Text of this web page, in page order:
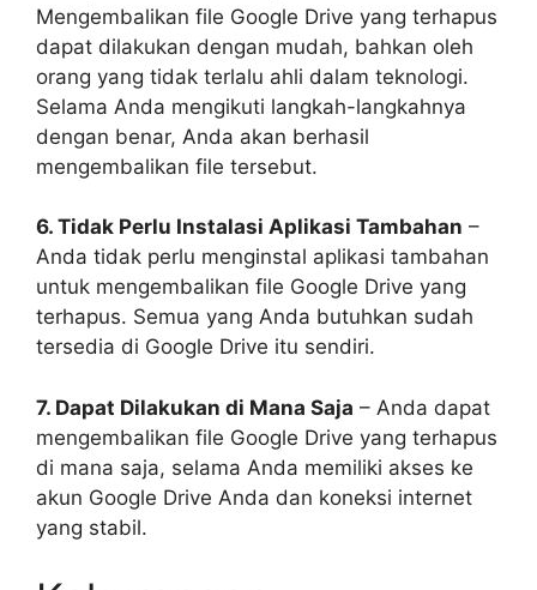
Mengembalikan file Google Drive yang terhapus
dapat dilakukan dengan mudah, bahkan oleh
orang yang tidak terlalu ahli dalam teknologi.
Selama Anda mengikuti langkah-langkahnya
dengan benar, Anda akan berhasil
mengembalikan file tersebut.
6. Tidak Perlu Instalasi Aplikasi Tambahan –
Anda tidak perlu menginstal aplikasi tambahan
untuk mengembalikan file Google Drive yang
terhapus. Semua yang Anda butuhkan sudah
tersedia di Google Drive itu sendiri.
7. Dapat Dilakukan di Mana Saja – Anda dapat
mengembalikan file Google Drive yang terhapus
di mana saja, selama Anda memiliki akses ke
akun Google Drive Anda dan koneksi internet
yang stabil.